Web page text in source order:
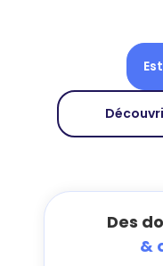
Des
&